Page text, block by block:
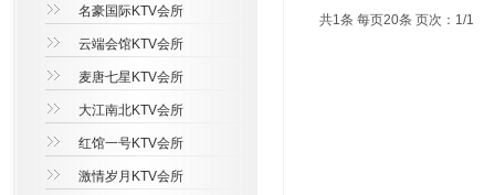
共1条 每页20条 页次：1/1
名豪国际KTV会所
云端会馆KTV会所
麦唐七星KTV会所
大江南北KTV会所
红馆一号KTV会所
激情岁月KTV会所